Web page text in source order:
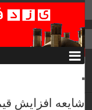
شایعه افزایش